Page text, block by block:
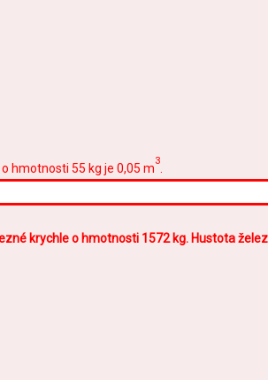
hmotnosti 55 kg je 0,05 m
3
krychle o hmotnosti 1572 kg. Hustota